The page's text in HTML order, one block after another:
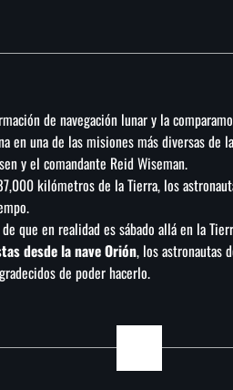
de navegación lunar y la
en una de las misiones más diversas de la
y el comandante Reid Wiseman.
kilómetros de la Tierra, los
que en realidad es sábado allá en la
desde la nave Orión, los astronautas
de poder hacerlo.